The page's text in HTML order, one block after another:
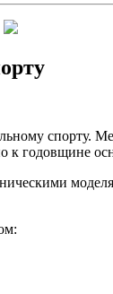
спорту.
к годовщине